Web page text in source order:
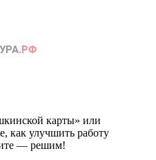
карты» или
как улучшить работу
— решим!